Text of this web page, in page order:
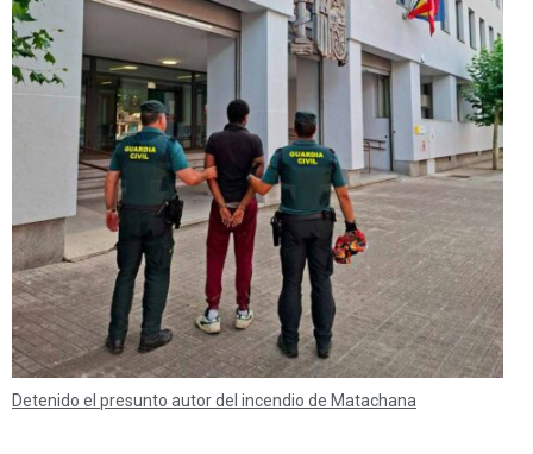
Detenido el presunto autor del incendio de Matachana